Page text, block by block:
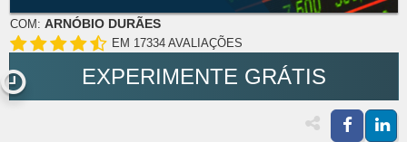
COM: ARNÓBIO DURÃES
EM 17334 AVALIAÇÕES
EXPERIMENTE GRÁTIS